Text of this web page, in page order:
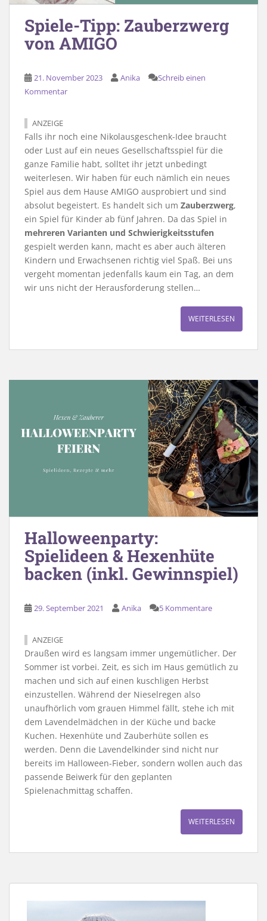
Spiele-Tipp: Zauberzwerg
von AMIGO
21. November 2023 Anika
Schreib einen
Kommentar
ANZEIGE
Falls ihr noch eine Nikolausgeschenk-Idee braucht
oder Lust auf ein neues Gesellschaftsspiel für die
ganze Familie habt, solltet ihr jetzt unbedingt
weiterlesen. Wir haben für euch nämlich ein neues
Spiel aus dem Hause AMIGO ausprobiert und sind
absolut begeistert. Es handelt sich um Zauberzwerg,
ein Spiel für Kinder ab fünf Jahren. Da das Spiel in
mehreren Varianten und Schwierigkeitsstufen
gespielt werden kann, macht es aber auch älteren
Kindern und Erwachsenen richtig viel Spaß. Bei uns
vergeht momentan jedenfalls kaum ein Tag, an dem
wir uns nicht der Herausforderung stellen…
WEITERLESEN
Halloweenparty:
Spielideen & Hexenhüte
backen (inkl. Gewinnspiel)
29. September 2021 Anika 5 Kommentare
ANZEIGE
Draußen wird es langsam immer ungemütlicher. Der
Sommer ist vorbei. Zeit, es sich im Haus gemütlich zu
machen und sich auf einen kuschligen Herbst
einzustellen. Während der Nieselregen also
unaufhörlich vom grauen Himmel fällt, stehe ich mit
dem Lavendelmädchen in der Küche und backe
Kuchen. Hexenhüte und Zauberhüte sollen es
werden. Denn die Lavendelkinder sind nicht nur
bereits im Halloween-Fieber, sondern wollen auch das
passende Beiwerk für den geplanten
Spielenachmittag schaffen.
WEITERLESEN